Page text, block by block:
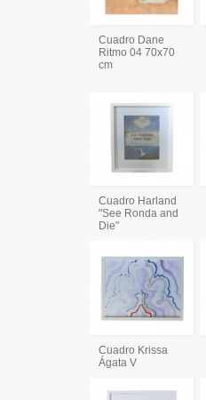
Cuadro Dane
Ritmo 04 70x70
cm
Cuadro Harland
"See Ronda and
Die"
Cuadro Krissa
Ágata V